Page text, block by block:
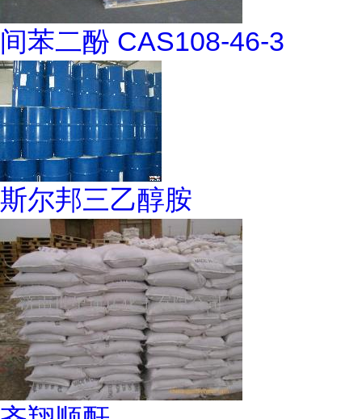
间苯二酚 CAS108-46-3
斯尔邦三乙醇胺